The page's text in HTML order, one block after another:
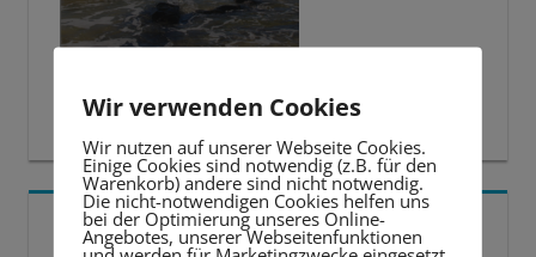
5 BESTE LERNTIPPS
Wir verwenden Cookies
Wir nutzen auf unserer Webseite Cookies.
Einige Cookies sind notwendig (z.B. für den
Warenkorb) andere sind nicht notwendig.
Die nicht-notwendigen Cookies helfen uns
bei der Optimierung unseres Online-
Angebotes, unserer Webseitenfunktionen